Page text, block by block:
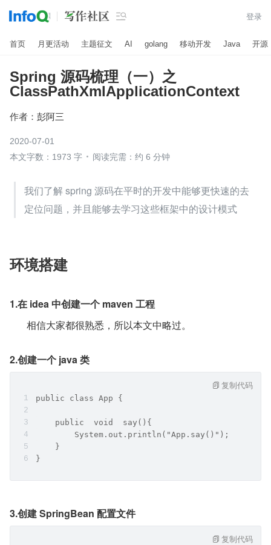
 登录
首页 月更活动 主题征文 AI golang 移动开发 Java 开源
Spring 源码梳理（一）之
ClassPathXmlApplicationContext
作者： 彭阿三
2020-07-01
本文字数：1973 字
阅读完需：约 6 分钟
我们了解 spring 源码在平时的开发中能够更快速的去
定位问题，并且能够去学习这些框架中的设计模式
环境搭建
1.在 idea 中创建一个 maven 工程
       相信大家都很熟悉，所以本文中略过。
2.创建一个 java 类
public class App {
    public  void  say(){
        System.out.println("App.say()");
    }
}
复制代码
3.创建 SpringBean 配置文件
复制代码